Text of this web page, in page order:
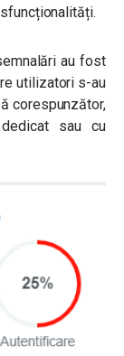
au fost
utilizatori s-au
corespunzător,
sau cu